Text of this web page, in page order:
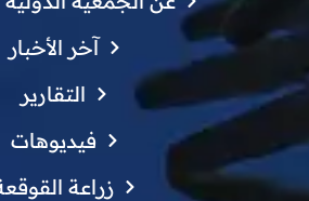
آخر الأخبار
التقارير
فيديوهات
زراعة